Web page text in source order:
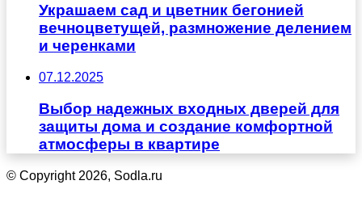
Украшаем сад и цветник бегонией
вечноцветущей, размножение делением
и черенками
07.12.2025
Выбор надежных входных дверей для
защиты дома и создание комфортной
атмосферы в квартире
© Copyright 2026, Sodla.ru